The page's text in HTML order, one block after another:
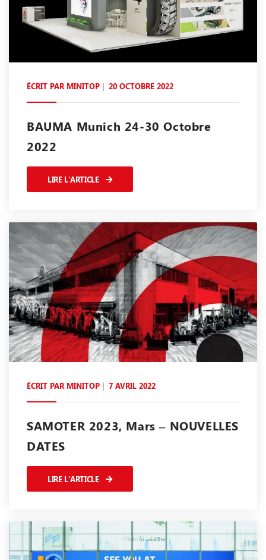
ÉCRIT PAR MINITOP 20 OCTOBRE 2022
BAUMA Munich 24-30 Octobre
2022
LIRE L'ARTICLE
ÉCRIT PAR MINITOP 7 AVRIL 2022
SAMOTER 2023, Mars – NOUVELLES
DATES
LIRE L'ARTICLE